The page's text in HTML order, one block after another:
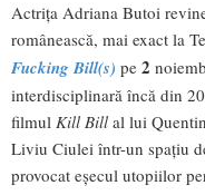
Actrița Adriana Butoi
românească, mai exact la
FuckingBill(s) pe 2
interdisciplinară încă din
filmul Kill Bill al lui
Liviu Ciulei într-un spațiu
provocat eșecul utopiilor